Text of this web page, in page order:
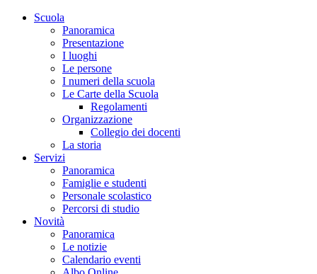
Scuola
Panoramica
Presentazione
I luoghi
Le persone
I numeri della scuola
Le Carte della Scuola
Regolamenti
Organizzazione
Collegio dei docenti
La storia
Servizi
Panoramica
Famiglie e studenti
Personale scolastico
Percorsi di studio
Novità
Panoramica
Le notizie
Calendario eventi